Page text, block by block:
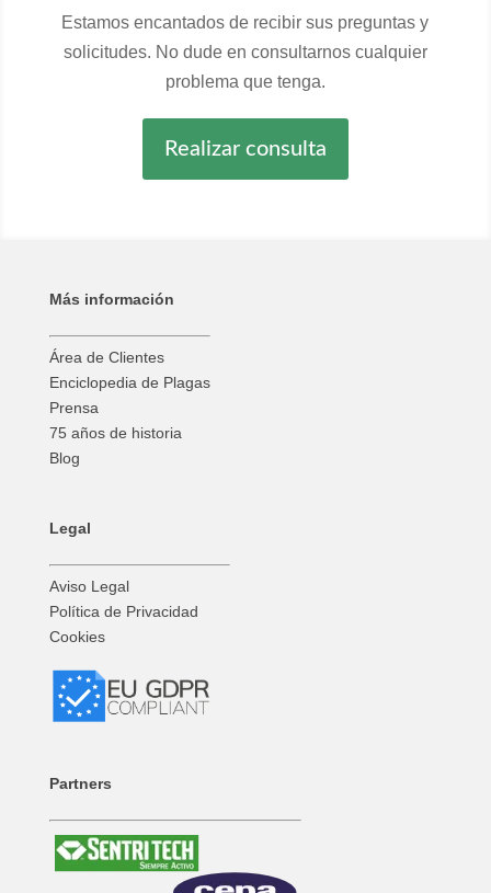
Estamos encantados de recibir sus preguntas y
solicitudes. No dude en consultarnos cualquier
problema que tenga.
Realizar consulta
Más información
Área de Clientes
Enciclopedia de Plagas
Prensa
75 años de historia
Blog
Legal
Aviso Legal
Política de Privacidad
Cookies
Partners